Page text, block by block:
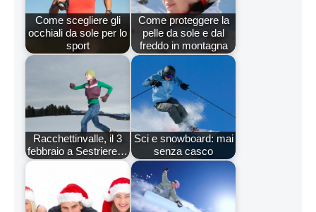
Come scegliere gli
occhiali da sole per lo
sport
Come proteggere la
pelle da sole e dal
freddo in montagna
Racchettinvalle, il 3
febbraio a Sestriere…
Sci e snowboard: mai
senza casco